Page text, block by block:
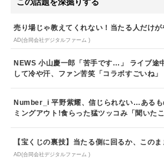
売り場じゃ教えてくれない！当たる人だけ
AD(合同会社デジタルファーム )
NEWS 小山慶一郎「苦手です…」 ライブ途
して冷や汗、ファン苦笑「コラボすごいね」
Number_i 平野紫耀、信じられない…あるも
ミングアウト!食らった猛ツッコみ「聞いた
【宝くじの裏技】当たる側に回るか、このま
AD(合同会社デジタルファーム )